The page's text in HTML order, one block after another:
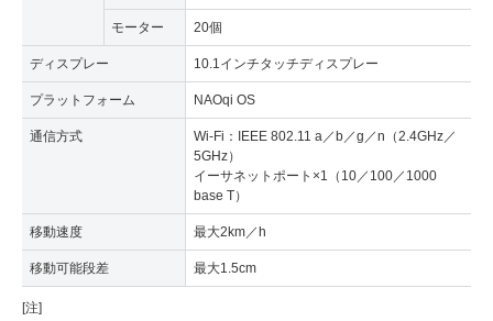
モーター 20個
ディスプレー 10.1インチタッチディスプレー
プラットフォーム NAOqi OS
通信方式
Wi-Fi：IEEE 802.11 a／b／g／n（2.4GHz／
5GHz）
イーサネットポート×1（10／100／1000
base T）
移動速度 最大2km／h
移動可能段差 最大1.5cm
[注]